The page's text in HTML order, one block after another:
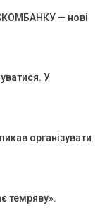
— нові
У
організувати
темряву».